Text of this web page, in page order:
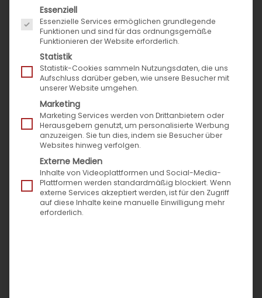
den Unternehmensstandorten Osnabrück,
Nürnberg und Bremen umfasst.
Als IT-Spezialist und Microsoft Dynamics
Partner entwickeln, implementieren und
realisieren die Experten innovative IT-Lösungen
und bieten individuelle Dienstleistungskonzepte
– national und international. Dabei setzt TSO-
DATA auf moderne und zukunftsorientierte
Technologien, die sich speziell an die
Bedürfnisse mittelständischer Unternehmen
anpassen lassen.
Der Fokus des Lösungsportfolios liegt dabei auf
Es folgt eine Liste der Service-Gruppen, für die
Essenziell
Essenzielle Services ermöglichen grundlegende
Funktionen und sind für das ordnungsgemäße
Funktionieren der Website erforderlich.
Statistik
Statistik-Cookies sammeln Nutzungsdaten, die uns
Aufschluss darüber geben, wie unsere Besucher mit
unserer Website umgehen.
Marketing
Marketing Services werden von Drittanbietern oder
Herausgebern genutzt, um personalisierte Werbung
anzuzeigen. Sie tun dies, indem sie Besucher über
Websites hinweg verfolgen.
Externe Medien
Inhalte von Videoplattformen und Social-Media-
Plattformen werden standardmäßig blockiert. Wenn
externe Services akzeptiert werden, ist für den Zugriff
auf diese Inhalte keine manuelle Einwilligung mehr
erforderlich.